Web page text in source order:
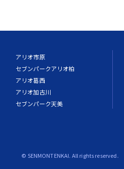
アリオ市原
セブンパークアリオ柏
アリオ葛西
アリオ加古川
セブンパーク天美
© SENMONTENKAI. All rights reserved.